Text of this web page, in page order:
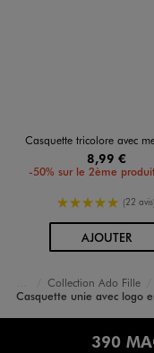
Casquette tricolore avec message
8,99 €
-50% sur le 2ème
5/5 de (22 avis)
AJOUTERAU
Accueil
Fille
Collection Ado Fille
Casquette unie avec logo
390